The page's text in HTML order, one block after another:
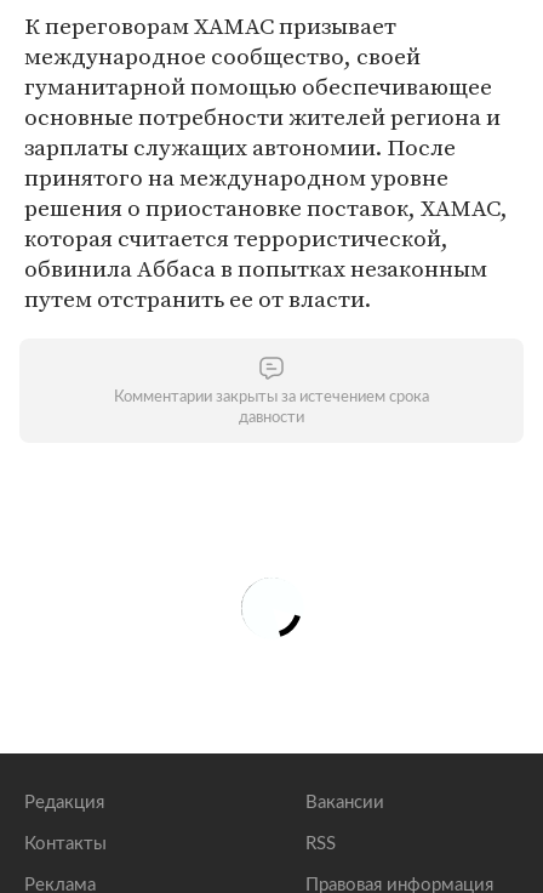
К переговорам ХАМАС призывает
международное сообщество, своей
гуманитарной помощью обеспечивающее
основные потребности жителей региона и
зарплаты служащих автономии. После
принятого на международном уровне
решения о приостановке поставок, ХАМАС,
которая считается террористической,
обвинила Аббаса в попытках незаконным
путем отстранить ее от власти.
Комментарии закрыты за истечением срока
давности
Редакция
Контакты
Реклама
Вакансии
RSS
Правовая информация